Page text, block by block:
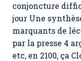
conjoncture
jour Une
marquants de
par la presse 4
etc, en 2100, ça